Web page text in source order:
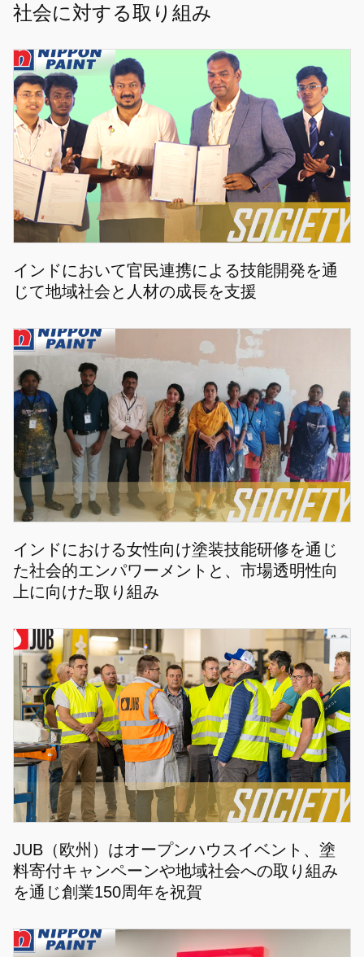
社会に対する取り組み
インドにおいて官民連携による技能開発を通
じて地域社会と人材の成長を支援
インドにおける女性向け塗装技能研修を通じ
た社会的エンパワーメントと、市場透明性向
上に向けた取り組み
JUB（欧州）はオープンハウスイベント、塗
料寄付キャンペーンや地域社会への取り組み
を通じ創業150周年を祝賀